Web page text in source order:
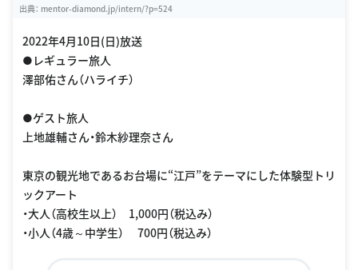
出典： mentor-diamond.jp/intern/?p=524
2022年4月10日(日)放送
●レギュラー旅人
澤部佑さん（ハライチ）
●ゲスト旅人
上地雄輔さん・鈴木紗理奈さん
東京の観光地であるお台場に“江戸”をテーマにした体験型トリ
ックアート
・大人（高校生以上） 1,000円（税込み）
・小人（4歳～中学生） 700円（税込み）